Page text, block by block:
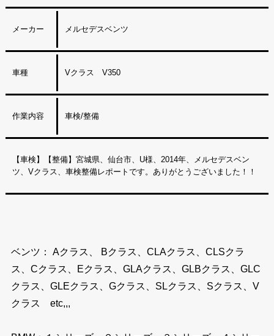
メーカー メルセデスベンツ
車種 Vクラス V350
作業内容 車検/整備
【車検】【整備】宮城県、仙台市、U様、2014年、メルセデスベン
ツ、Vクラス、車検整備レポートです。ありがとうございました！！
ベンツ： Aクラス、 Bクラス、CLAクラス、CLSクラ
ス、Cクラス、Eクラス、GLAクラス、GLBクラス、GLC
クラス、GLEクラス、Gクラス、SLクラス、Sクラス、V
クラス etc,,,